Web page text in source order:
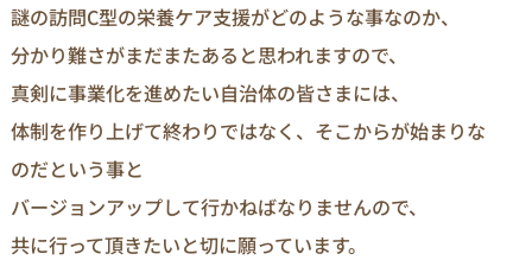
謎の訪問C型の栄養ケア支援がどのような事なのか、
分かり難さがまだまたあると思われますので、
真剣に事業化を進めたい自治体の皆さまには、
体制を作り上げて終わりではなく、そこからが始まりな
のだという事と
バージョンアップして行かねばなりませんので、
共に行って頂きたいと切に願っています。